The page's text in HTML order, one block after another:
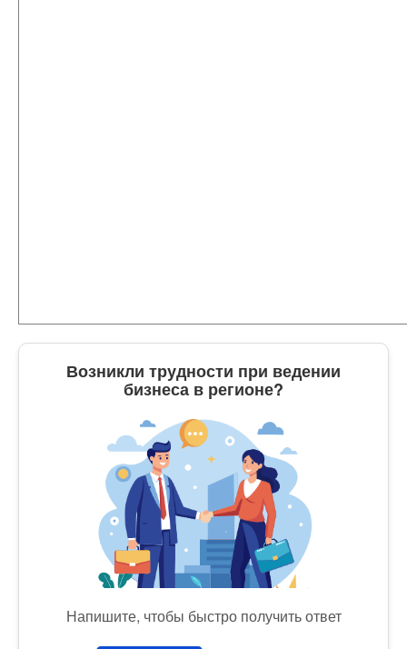
Возникли трудности при ведении
бизнеса в регионе?
Напишите, чтобы быстро получить ответ